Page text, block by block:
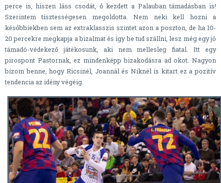
perce is, hiszen láss csodát, ő kezdett a Palauban támadásban is!
Szerintem tisztességesen megoldotta. Nem neki kell hozni a
későbbiekben sem az extraklasszis szintet azon a poszton, de ha 10-
20 percekre megkapja a bizalmat és így be tud szállni, lesz még egy jó
támadó-védekező játékosunk, aki nem mellesleg fiatal. Itt egy
pirospont Pastornak, ez mindenképp bizakodásra ad okot. Nagyon
bízom benne, hogy Ricsinél, Joannál és Niknél is kitart ez a pozitív
tendencia az idény végéig.